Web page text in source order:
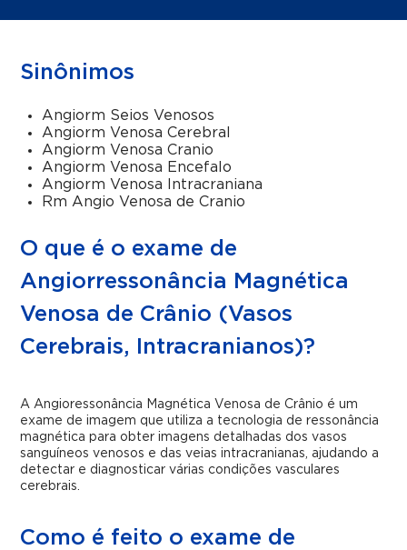
Sinônimos
Angiorm Seios Venosos
Angiorm Venosa Cerebral
Angiorm Venosa Cranio
Angiorm Venosa Encefalo
Angiorm Venosa Intracraniana
Rm Angio Venosa de Cranio
O que é o exame de
Angiorressonância Magnética
Venosa de Crânio (Vasos
Cerebrais, Intracranianos)?
A Angioressonância Magnética Venosa de Crânio é um
exame de imagem que utiliza a tecnologia de ressonância
magnética para obter imagens detalhadas dos vasos
sanguíneos venosos e das veias intracranianas, ajudando a
detectar e diagnosticar várias condições vasculares
cerebrais.
Como é feito o exame de